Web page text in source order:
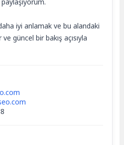
iyi anlamak ve bu alandaki
güncel bir bakış açısıyla